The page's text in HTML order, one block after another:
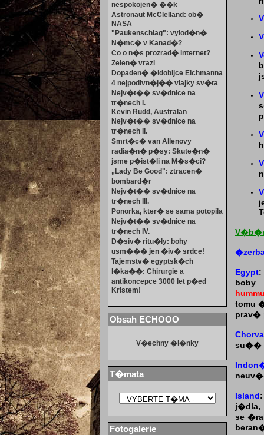
nespokojen� ��k
Astronaut McClelland: ob�
NASA
"Paukenschlag": vylod�n�
N�mc� v Kanad�?
Co o n�s prozrad� internet?
Zelen� vrazi
Dopaden� �idobijce Eichmanna
4 nejpodivn�j�� vlajky sv�ta
Nejv�t�� sv�dnice na
tr�nech I.
Kevin Rudd, Australan
Nejv�t�� sv�dnice na
tr�nech II.
Smrt�c� van Allenovy
radia�n� p�sy: Skute�n�
jsme p�ist�li na M�s�ci?
„Lady Be Good": ztracen�
bombard�r
Nejv�t�� sv�dnice na
tr�nech III.
Ponorka, kter� se sama potopila
Nejv�t�� sv�dnice na
tr�nech IV.
D�siv� ritu�ly: bohy
usm��� jen �iv� srdce!
Tajemstv� egyptsk�ch
l�ka��: Chirurgie a
antikoncepce 3000 let p�ed
Kristem!
Obsah ECHOOO
V�echny �l�nky
T�mata
Fotogalerie
Egypt
boby
tomu
prav�
su��
Island
j�dla,
se